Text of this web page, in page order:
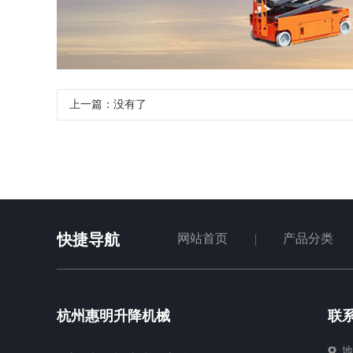
上一篇：没有了
快捷导航 网站首页 产品分类
杭州惠明升降机械 联